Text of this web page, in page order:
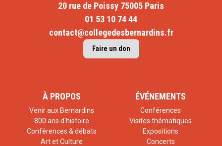
20 rue de Poissy 75005 Paris
01 53 10 74 44
contact@collegedesbernardins.fr
Faire un don
À PROPOS
Venir aux Bernardins
800 ans d'histoire
Conférences & débats
Art et Culture
ÉVÉNEMENTS
Conférences
Visites thématiques
Expositions
Concerts